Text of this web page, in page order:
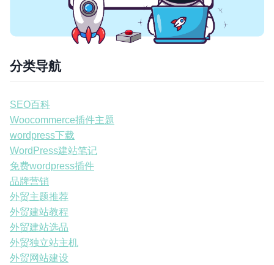
分类导航
SEO百科
Woocommerce插件主题
wordpress下载
WordPress建站笔记
免费wordpress插件
品牌营销
外贸主题推荐
外贸建站教程
外贸建站选品
外贸独立站主机
外贸网站建设